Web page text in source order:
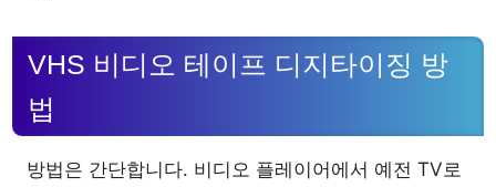
VHS 비디오 테이프 디지타이징 방
법
방법은 간단합니다. 비디오 플레이어에서 예전 TV로